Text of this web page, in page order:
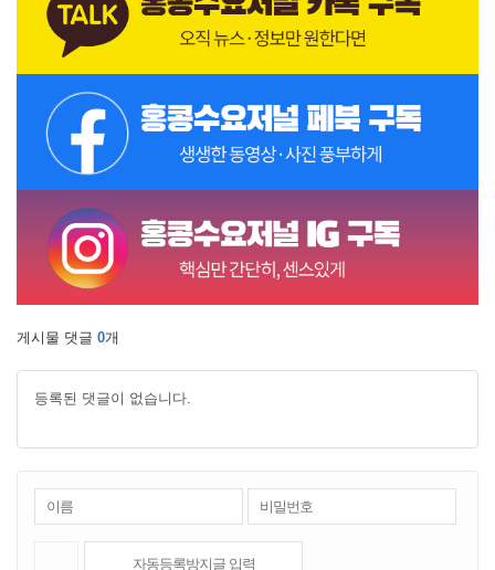
게시물 댓글 0개
등록된 댓글이 없습니다.